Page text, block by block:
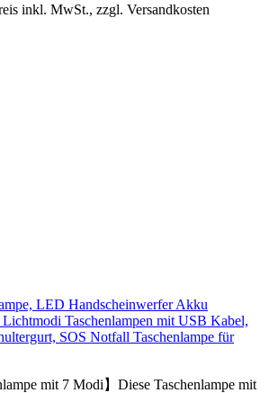
inkl. MwSt., zzgl. Versandkosten
LED Handscheinwerfer Akku
Taschenlampen mit USB Kabel,
SOS Notfall Taschenlampe für
mit 7 Modi】Diese Taschenlampe mit